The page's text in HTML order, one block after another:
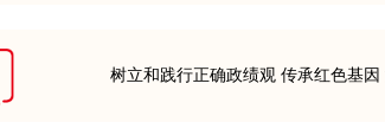
树立和践行正确政绩观 传承红色基